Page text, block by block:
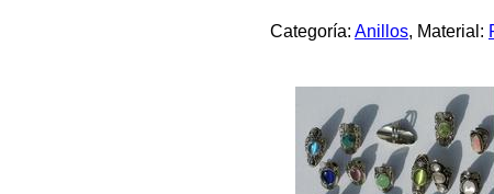
Categoría: Anillos, Material: